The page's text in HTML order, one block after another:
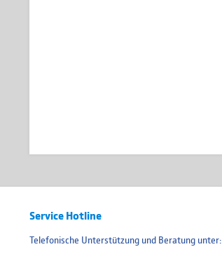
Service Hotline
Telefonische Unterstützung und Beratung unter: